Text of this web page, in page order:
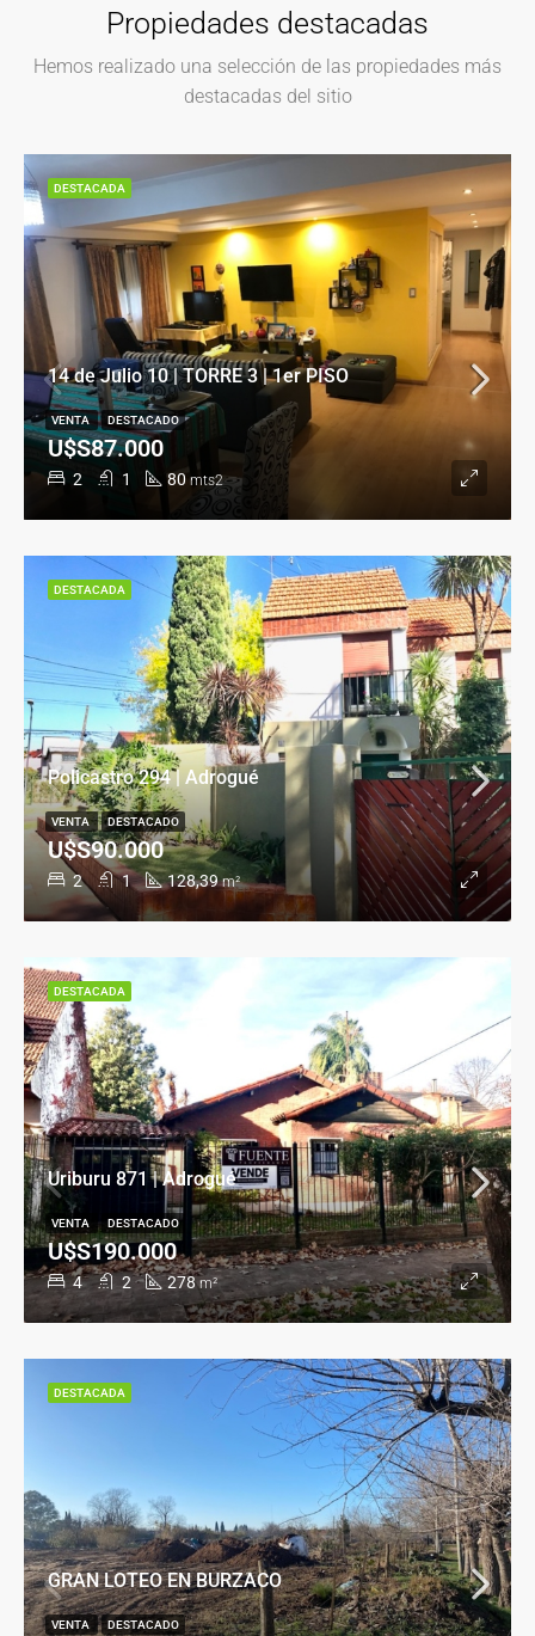
Propiedades destacadas
Hemos realizado una selección de las propiedades más
destacadas del sitio
14 de Julio 10 | TORRE 3 | 1er PISO
2 1 80 mts2
U$S87.000
VENTA DESTACADO
DESTACADA
Policastro 294 | Adrogué
2 1 128,39 m²
U$S90.000
VENTA DESTACADO
DESTACADA
Uriburu 871 | Adrogué
4 2 278 m²
U$S190.000
VENTA DESTACADO
DESTACADA
GRAN LOTEO EN BURZACO
VENTA DESTACADO
DESTACADA